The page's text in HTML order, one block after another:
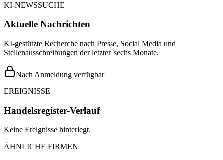
KI-NEWSSUCHE
Aktuelle Nachrichten
KI-gestützte Recherche nach Presse, Social Media und
Stellenausschreibungen der letzten sechs Monate.
Nach Anmeldung verfügbar
EREIGNISSE
Handelsregister-Verlauf
Keine Ereignisse hinterlegt.
ÄHNLICHE FIRMEN